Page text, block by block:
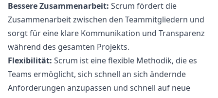
Bessere Zusammenarbeit: Scrum fördert die
Zusammenarbeit zwischen den Teammitgliedern und
sorgt für eine klare Kommunikation und Transparenz
während des gesamten Projekts.
Flexibilität: Scrum ist eine flexible Methodik, die es
Teams ermöglicht, sich schnell an sich ändernde
Anforderungen anzupassen und schnell auf neue